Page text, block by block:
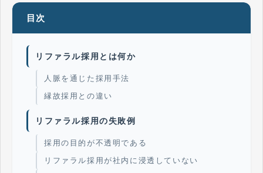
目次
リファラル採用とは何か
人脈を通じた採用手法
縁故採用との違い
リファラル採用の失敗例
採用の目的が不透明である
リファラル採用が社内に浸透していない